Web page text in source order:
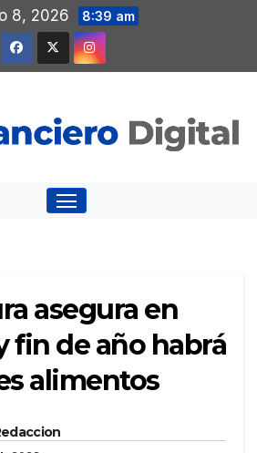
8, 2026 8:39 am
asegura en
fin de año habrá
alimentos